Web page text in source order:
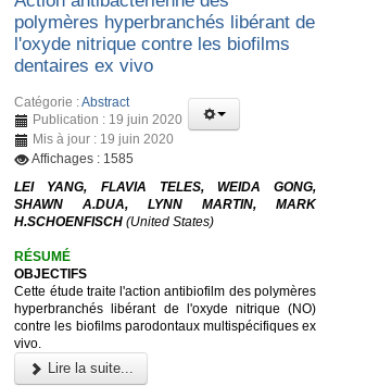
polymères hyperbranchés libérant de
l'oxyde nitrique contre les biofilms
dentaires ex vivo
Catégorie :Abstract
Publication : 19 juin 2020
Mis à jour : 19 juin 2020
Affichages : 1585
LEI YANG, FLAVIA TELES, WEIDA GONG,
SHAWN A.DUA, LYNN MARTIN, MARK
H.SCHOENFISCH (United States)
RÉSUMÉ
OBJECTIFS
Cette étude traite l'action antibiofilm des polymères
hyperbranchés libérant de l'oxyde nitrique (NO)
contre les biofilms parodontaux multispécifiques ex
vivo.
Lire la suite...